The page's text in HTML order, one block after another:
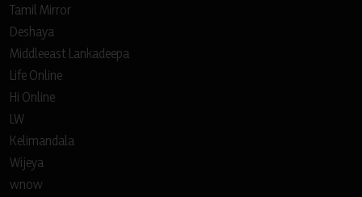
Tamil Mirror
Deshaya
Middleeast Lankadeepa
Life Online
Hi Online
LW
Kelimandala
Wijeya
wnow